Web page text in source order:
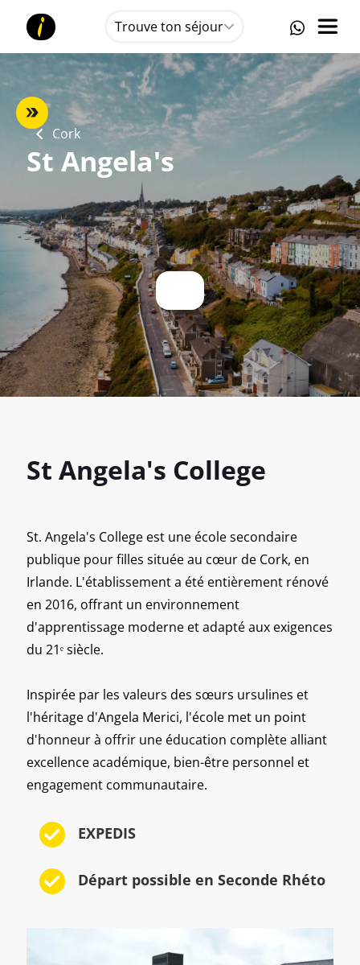
Trouve ton séjour
Cork
St Angela's
St Angela's College
St. Angela's College est une école secondaire
publique pour filles située au cœur de Cork, en
Irlande. L'établissement a été entièrement rénové
en 2016, offrant un environnement
d'apprentissage moderne et adapté aux exigences
du 21ᵉ siècle.
Inspirée par les valeurs des sœurs ursulines et
l'héritage d'Angela Merici, l'école met un point
d'honneur à offrir une éducation complète alliant
excellence académique, bien-être personnel et
engagement communautaire.
EXPEDIS
Départ possible en Seconde Rhéto